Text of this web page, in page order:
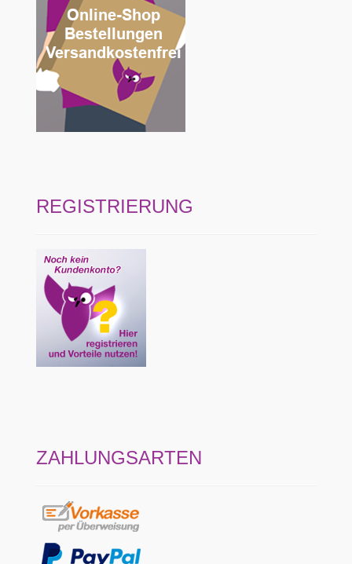
REGISTRIERUNG
ZAHLUNGSARTEN